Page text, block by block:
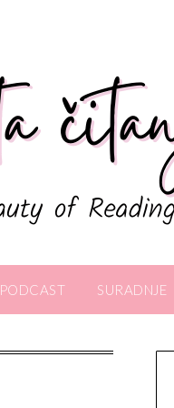
PODCAST SURADNJE